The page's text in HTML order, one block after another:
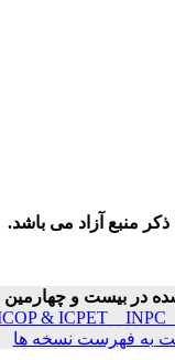
منبع آزاد می باشد.
شده در بیست و چهارمین
ICOP & ICPET _ INPC
به فهرست نسخه ها